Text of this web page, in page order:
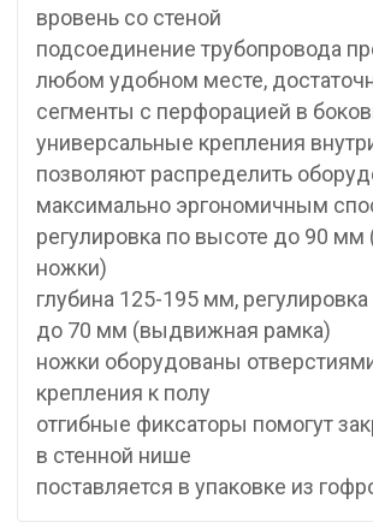
вровень со стеной
подсоединение трубопровода
любом удобном месте,
сегменты с перфорацией в
универсальные крепления
позволяют распределить
максимально эргономичным
регулировка по высоте до 90
ножки)
глубина 125-195 мм, регулировка
до 70 мм (выдвижная рамка)
ножки оборудованы
крепления к полу
отгибные фиксаторы помогут
в стенной нише
поставляется в упаковке из